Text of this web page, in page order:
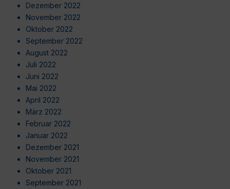
Dezember 2022
November 2022
Oktober 2022
September 2022
August 2022
Juli 2022
Juni 2022
Mai 2022
April 2022
März 2022
Februar 2022
Januar 2022
Dezember 2021
November 2021
Oktober 2021
September 2021